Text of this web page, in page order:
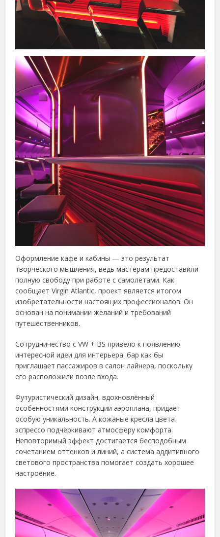
Оформление кафе и кабины — это результат
творческого мышления, ведь мастерам предоставили
полную свободу при работе с самолётами. Как
сообщает Virgin Atlantic, проект является итогом
изобретательности настоящих профессионалов. Он
основан на понимании желаний и требований
путешественников.
Сотрудничество с VW + BS привело к появлению
интересной идеи для интерьера: бар как бы
приглашает пассажиров в салон лайнера, поскольку
его расположили возле входа.
Футуристический дизайн, вдохновлённый
особенностями конструкции аэроплана, придаёт
особую уникальность. А кожаные кресла цвета
эспрессо подчёркивают атмосферу комфорта.
Неповторимый эффект достигается бесподобным
сочетанием оттенков и линий, а система аддитивного
светового пространства помогает создать хорошее
настроение.